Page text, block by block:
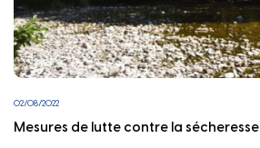
02/08/2022
Mesures de lutte contre la sécheresse